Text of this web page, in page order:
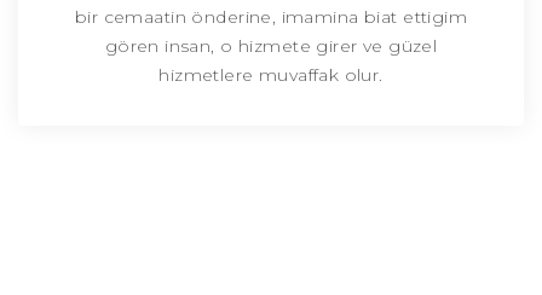
bir cemaatin önderine, imamina biat ettigim
gören insan, o hizmete girer ve güzel
hizmetlere muvaffak olur.